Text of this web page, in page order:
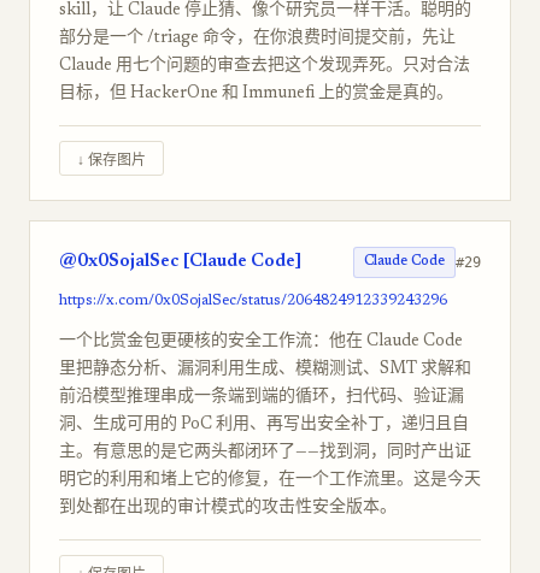
skill，让 Claude 停止猜、像个研究员一样干活。聪明的
部分是一个 /triage 命令，在你浪费时间提交前，先让
Claude 用七个问题的审查去把这个发现弄死。只对合法
目标，但 HackerOne 和 Immunefi 上的赏金是真的。
↓ 保存图片
@0x0SojalSec [Claude Code] Claude Code #29
https://x.com/0x0SojalSec/status/2064824912339243296
一个比赏金包更硬核的安全工作流：他在 Claude Code
里把静态分析、漏洞利用生成、模糊测试、SMT 求解和
前沿模型推理串成一条端到端的循环，扫代码、验证漏
洞、生成可用的 PoC 利用、再写出安全补丁，递归且自
主。有意思的是它两头都闭环了——找到洞，同时产出证
明它的利用和堵上它的修复，在一个工作流里。这是今天
到处都在出现的审计模式的攻击性安全版本。